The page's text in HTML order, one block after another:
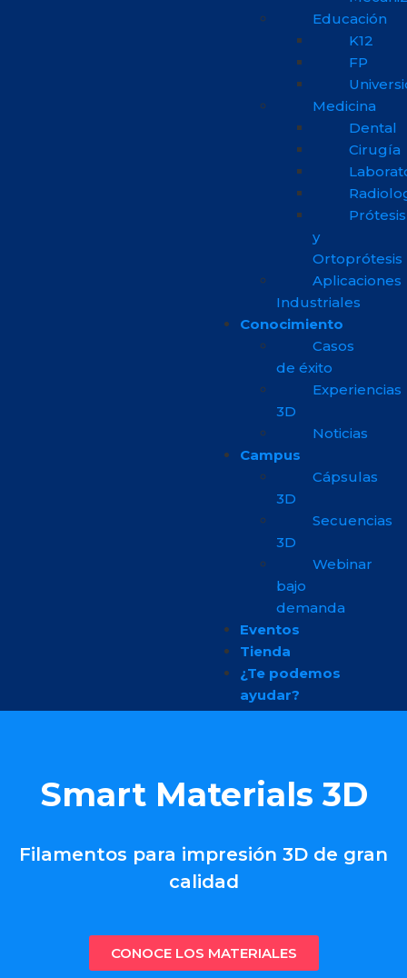
Educación
K12
FP
Medicina
Dental
Cirugía
Prótesis
y
Ortoprótesis
Aplicaciones
Industriales
Conocimiento
Casos
de éxito
Experiencias
3D
Noticias
Campus
Cápsulas
3D
Secuencias
3D
Webinar
bajo
demanda
Eventos
Tienda
¿Te podemos
ayudar?
Smart Materials 3D
Filamentos para impresión 3D de gran
calidad
CONOCE LOS MATERIALES